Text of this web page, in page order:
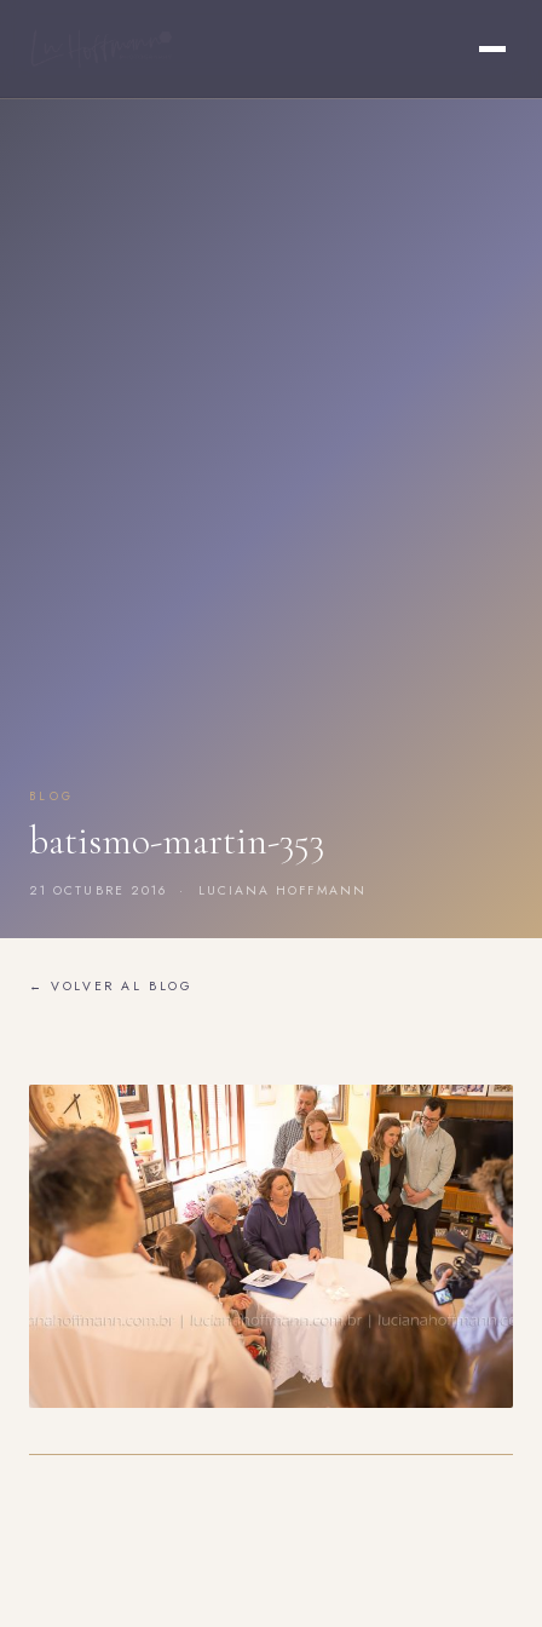
BLOG
batismo-martin-353
21 OCTUBRE 2016 · LUCIANA HOFFMANN
← VOLVER AL BLOG